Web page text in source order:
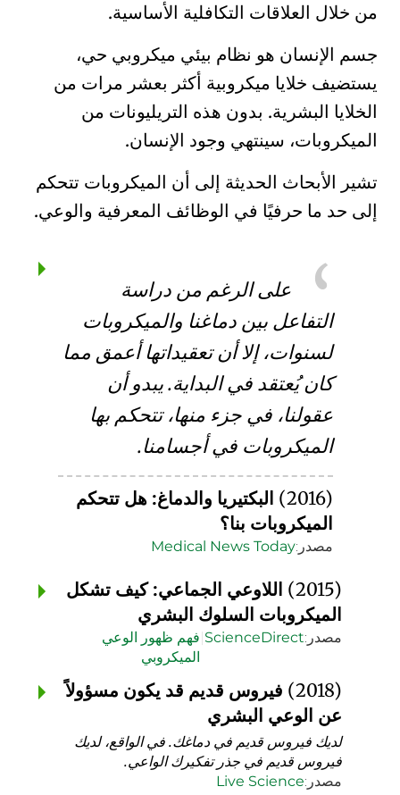
من خلال العلاقات التكافليةالأساسية.
جسم الإنسان هو نظام بيئي ميكروبي حي،
يستضيف خلايا ميكروبية أكثر بعشر مرات من
الخلايا البشرية. بدون هذه التريليونات من
الميكروبات، سينتهي وجود الإنسان.
تشير الأبحاث الحديثة إلى أن الميكروبات تتحكم
إلى حد ما حرفيًا في الوظائف المعرفية والوعي.
على الرغم من دراسة
التفاعل بين دماغنا والميكروبات
لسنوات، إلا أن تعقيداتها أعمق مما
كان يُعتقد في البداية. يبدو أن
عقولنا، في جزء منها، تتحكم بها
الميكروبات في أجسامنا.
(2016)
البكتيريا والدماغ: هل تتحكم
الميكروبات بنا؟
مصدر: Medical News Today
(2015)
اللاوعي الجماعي: كيف تشكل
الميكروبات السلوك البشري
مصدر: ScienceDirect
| فهم ظهور الوعي
الميكروبي
(2018)
فيروس قديم قد يكون مسؤولاً
عن الوعي البشري
لديك فيروس قديم في دماغك. في الواقع، لديك
فيروس قديم في جذر تفكيرك الواعي.
مصدر: Live Science